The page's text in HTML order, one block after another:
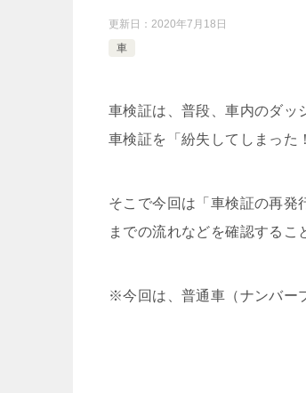
更新日： 2020年7月18日
車
車検証は、普段、車内のダッ
車検証を「紛失してしまった
そこで今回は「車検証の再発
までの流れなどを確認するこ
※今回は、普通車（ナンバー